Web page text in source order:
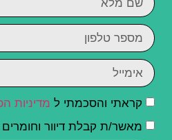
קראתי והסכמתי ל מדיניות
מאשר/ת קבלת דיוור וחומרים